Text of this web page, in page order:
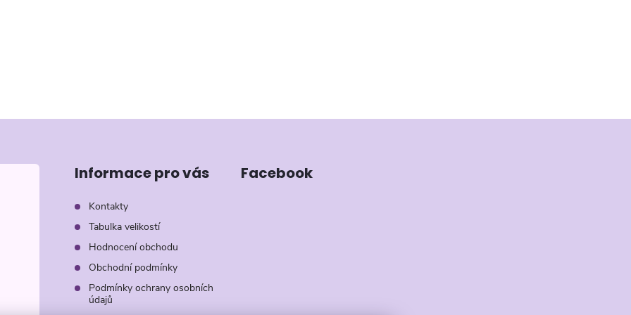
Informace pro vás
Kontakty
Tabulka velikostí
Hodnocení obchodu
Obchodní podmínky
Podmínky ochrany osobních
údajů
Facebook